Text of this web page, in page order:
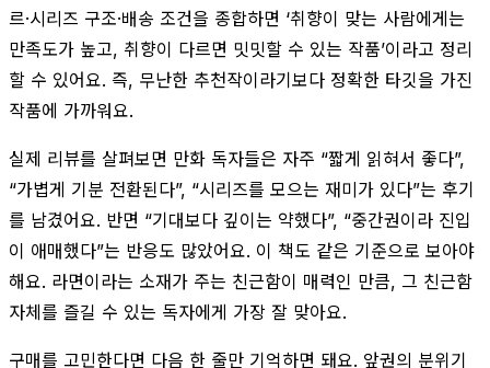
르·시리즈 구조·배송 조건을 종합하면 ‘취향이 맞는 사람에게는
만족도가 높고, 취향이 다르면 밋밋할 수 있는 작품’이라고 정리
할 수 있어요. 즉, 무난한 추천작이라기보다 정확한 타깃을 가진
작품에 가까워요.
실제 리뷰를 살펴보면 만화 독자들은 자주 “짧게 읽혀서 좋다”,
“가볍게 기분 전환된다”, “시리즈를 모으는 재미가 있다”는 후기
를 남겼어요. 반면 “기대보다 깊이는 약했다”, “중간권이라 진입
이 애매했다”는 반응도 많았어요. 이 책도 같은 기준으로 보아야
해요. 라면이라는 소재가 주는 친근함이 매력인 만큼, 그 친근함
자체를 즐길 수 있는 독자에게 가장 잘 맞아요.
구매를 고민한다면 다음 한 줄만 기억하면 돼요. 앞권의 분위기